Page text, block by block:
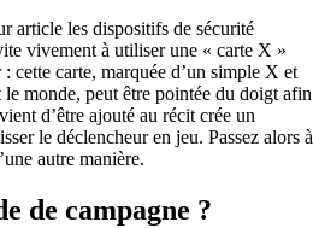
article les dispositifs de sécurité
vivement à utiliser une « carte X »
cette carte, marquée d’un simple X et
monde, peut être pointée du doigt afin
d’être ajouté au récit crée un
le déclencheur en jeu. Passez alors à
autre manière.
de campagne ?